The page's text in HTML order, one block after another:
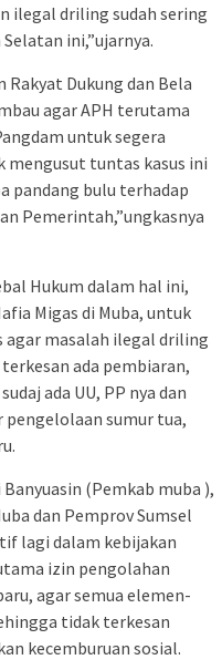
ilegal driling sudah sering
ini,”ujarnya.
Rakyat Dukung dan Bela
agar APH terutama
untuk segera
mengusut tuntas kasus ini
pandang bulu terhadap
Pemerintah,”ungkasnya
Hukum dalam hal ini,
Migas di Muba, untuk
agar masalah ilegal driling
ada pembiaran,
ada UU, PP nya dan
pengelolaan sumur tua,
(Pemkab muba ),
dan Pemprov Sumsel
lagi dalam kebijakan
izin pengolahan
agar semua elemen-
tidak terkesan
kecemburuan sosial.